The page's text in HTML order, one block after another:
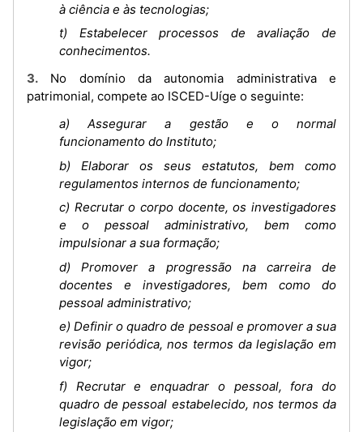
à ciência e às tecnologias;
t) Estabelecer processos de avaliação de
conhecimentos.
3. No domínio da autonomia administrativa e
patrimonial, compete ao ISCED-Uíge o seguinte:
a) Assegurar a gestão e o normal
funcionamento do Instituto;
b) Elaborar os seus estatutos, bem como
regulamentos internos de funcionamento;
c) Recrutar o corpo docente, os investigadores
e o pessoal administrativo, bem como
impulsionar a sua formação;
d) Promover a progressão na carreira de
docentes e investigadores, bem como do
pessoal administrativo;
e) Definir o quadro de pessoal e promover a sua
revisão periódica, nos termos da legislação em
vigor;
f) Recrutar e enquadrar o pessoal, fora do
quadro de pessoal estabelecido, nos termos da
legislação em vigor;